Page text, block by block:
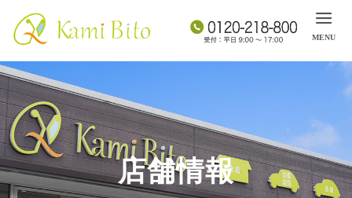
店舗情報